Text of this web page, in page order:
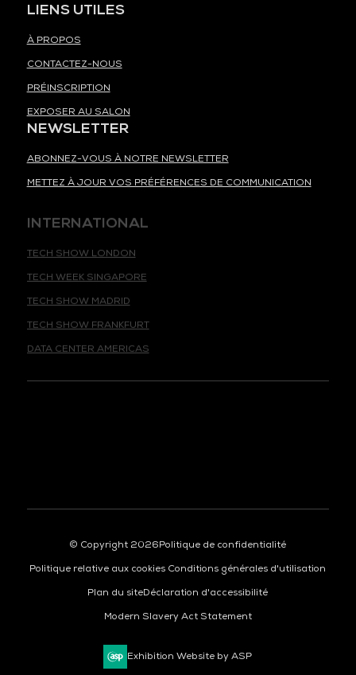
LIENS UTILES
À PROPOS
CONTACTEZ-NOUS
PRÉINSCRIPTION
EXPOSER AU SALON
NEWSLETTER
ABONNEZ-VOUS À NOTRE NEWSLETTER
METTEZ À JOUR VOS PRÉFÉRENCES DE COMMUNICATION
TECH WEEK SINGAPORE
TECH SHOW MADRID
TECH SHOW FRANKFURT
DATA CENTER AMERICAS
© Copyright 2026Politique de confidentialité
Politique relative aux cookies Conditions générales d'utilisation
Plan du siteDéclaration d'accessibilité
Modern Slavery Act Statement
Exhibition Website by ASP